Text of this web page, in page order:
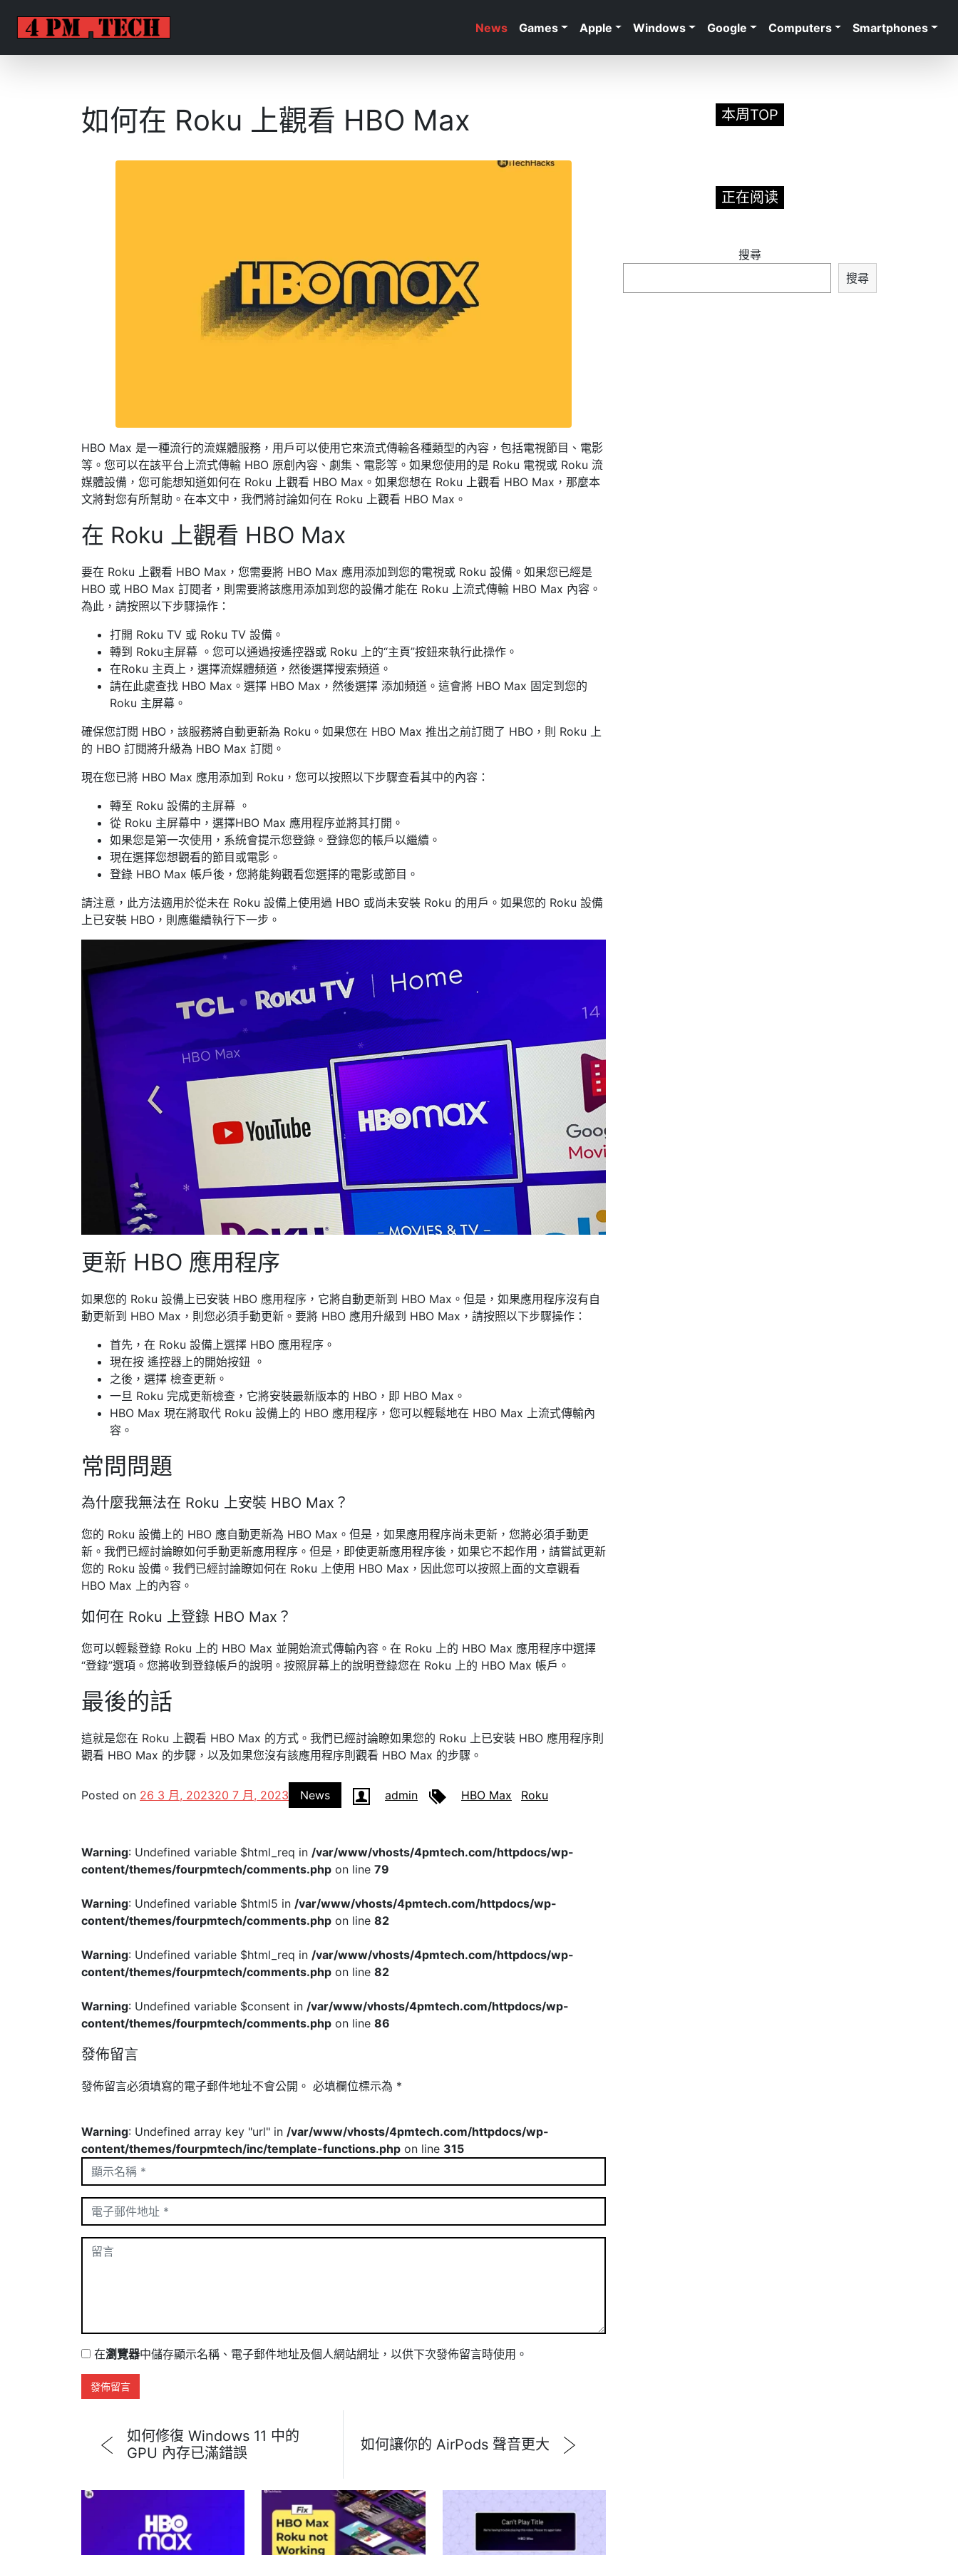
News Games Apple Windows Google Computers Smartphones
如何在 Roku 上觀看 HBO Max
HBO Max 是一種流行的流媒體服務，用戶可以使用它來流式傳輸各種類型的內容，包括電視節目、電影
等。您可以在該平台上流式傳輸 HBO 原創內容、劇集、電影等。如果您使用的是 Roku 電視或 Roku 流
媒體設備，您可能想知道如何在 Roku 上觀看 HBO Max。如果您想在 Roku 上觀看 HBO Max，那麼本
文將對您有所幫助。在本文中，我們將討論如何在 Roku 上觀看 HBO Max。
在 Roku 上觀看 HBO Max
要在 Roku 上觀看 HBO Max，您需要將 HBO Max 應用添加到您的電視或 Roku 設備。如果您已經是
HBO 或 HBO Max 訂閱者，則需要將該應用添加到您的設備才能在 Roku 上流式傳輸 HBO Max 內容。
為此，請按照以下步驟操作：
打開 Roku TV 或 Roku TV 設備。
轉到 Roku主屏幕 。您可以通過按遙控器或 Roku 上的“主頁”按鈕來執行此操作。
在Roku 主頁上，選擇流媒體頻道 ，然後選擇搜索頻道。
請在此處查找 HBO Max。 選擇 HBO Max，然後選擇 添加頻道。 這會將 HBO Max 固定到您的
Roku 主屏幕。
確保您訂閱 HBO，該服務將自動更新為 Roku。如果您在 HBO Max 推出之前訂閱了 HBO，則 Roku 上
的 HBO 訂閱將升級為 HBO Max 訂閱。
現在您已將 HBO Max 應用添加到 Roku，您可以按照以下步驟查看其中的內容：
轉至 Roku 設備的主屏幕 。
從 Roku 主屏幕中，選擇HBO Max 應用程序並將其打開。
如果您是第一次使用，系統會提示您登錄。登錄您的帳戶以繼續。
現在選擇您想觀看的節目或電影。
登錄 HBO Max 帳戶後，您將能夠觀看您選擇的電影或節目。
請注意，此方法適用於從未在 Roku 設備上使用過 HBO 或尚未安裝 Roku 的用戶。如果您的 Roku 設備
上已安裝 HBO，則應繼續執行下一步。
更新 HBO 應用程序
如果您的 Roku 設備上已安裝 HBO 應用程序，它將自動更新到 HBO Max。但是，如果應用程序沒有自
動更新到 HBO Max，則您必須手動更新。要將 HBO 應用升級到 HBO Max，請按照以下步驟操作：
首先，在 Roku 設備上選擇 HBO 應用程序。
現在按 遙控器上的開始按鈕 。
之後，選擇 檢查更新 。
一旦 Roku 完成更新檢查，它將安裝最新版本的 HBO，即 HBO Max。
HBO Max 現在將取代 Roku 設備上的 HBO 應用程序，您可以輕鬆地在 HBO Max 上流式傳輸內
容。
常問問題
為什麼我無法在 Roku 上安裝 HBO Max？
您的 Roku 設備上的 HBO 應自動更新為 HBO Max。但是，如果應用程序尚未更新，您將必須手動更
新。我們已經討論瞭如何手動更新應用程序。但是，即使更新應用程序後，如果它不起作用，請嘗試更新
您的 Roku 設備。我們已經討論瞭如何在 Roku 上使用 HBO Max，因此您可以按照上面的文章觀看
HBO Max 上的內容。
如何在 Roku 上登錄 HBO Max？
您可以輕鬆登錄 Roku 上的 HBO Max 並開始流式傳輸內容。 在 Roku 上的 HBO Max 應用程序中選擇
“登錄”選項。 您將收到登錄帳戶的說明。按照屏幕上的說明登錄您在 Roku 上的 HBO Max 帳戶。
最後的話
這就是您在 Roku 上觀看 HBO Max 的方式。我們已經討論瞭如果您的 Roku 上已安裝 HBO 應用程序則
觀看 HBO Max 的步驟，以及如果您沒有該應用程序則觀看 HBO Max 的步驟。
Posted on 26 3 月, 202320 7 月, 2023 News admin HBO Max Roku
Warning: Undefined variable $html_req in /var/www/vhosts/4pmtech.com/httpdocs/wp-
content/themes/fourpmtech/comments.php on line 79
Warning: Undefined variable $html5 in /var/www/vhosts/4pmtech.com/httpdocs/wp-
content/themes/fourpmtech/comments.php on line 82
Warning: Undefined variable $html_req in /var/www/vhosts/4pmtech.com/httpdocs/wp-
content/themes/fourpmtech/comments.php on line 82
Warning: Undefined variable $consent in /var/www/vhosts/4pmtech.com/httpdocs/wp-
content/themes/fourpmtech/comments.php on line 86
發佈留言
發佈留言必須填寫的電子郵件地址不會公開。 必填欄位標示為 *
Warning: Undefined array key "url" in /var/www/vhosts/4pmtech.com/httpdocs/wp-
content/themes/fourpmtech/inc/template-functions.php on line 315
在瀏覽器中儲存顯示名稱、電子郵件地址及個人網站網址，以供下次發佈留言時使用。
如何修復 Windows 11 中的
GPU 內存已滿錯誤
如何讓你的 AirPods 聲音更大
本周TOP
正在阅读
搜尋
搜尋